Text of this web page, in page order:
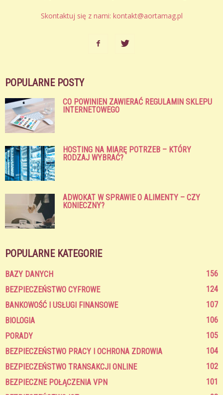
Skontaktuj się z nami: kontakt@aortamag.pl
POPULARNE POSTY
CO POWINIEN ZAWIERAĆ REGULAMIN SKLEPU
INTERNETOWEGO
HOSTING NA MIARĘ POTRZEB – KTÓRY
RODZAJ WYBRAĆ?
ADWOKAT W SPRAWIE O ALIMENTY – CZY
KONIECZNY?
POPULARNE KATEGORIE
BAZY DANYCH
156
BEZPIECZEŃSTWO CYFROWE
124
BANKOWOŚĆ I USŁUGI FINANSOWE
107
BIOLOGIA
106
PORADY
105
BEZPIECZEŃSTWO PRACY I OCHRONA ZDROWIA
104
BEZPIECZEŃSTWO TRANSAKCJI ONLINE
102
BEZPIECZNE POŁĄCZENIA VPN
101